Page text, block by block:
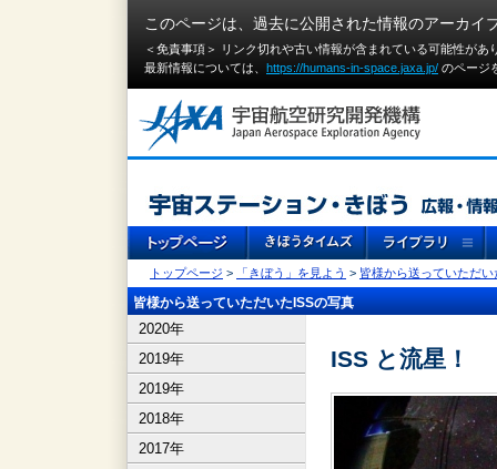
このページは、過去に公開された情報のアーカイ
＜免責事項＞ リンク切れや古い情報が含まれている可能性が
最新情報については、 https://humans-in-space.jaxa.jp/ のページ
トップページ > 「きぼう」を見よう > 皆様から送っていただい
皆様から送っていただいたISSの写真
2020年
2019年
2019年
2018年
2017年
ISS と流星！